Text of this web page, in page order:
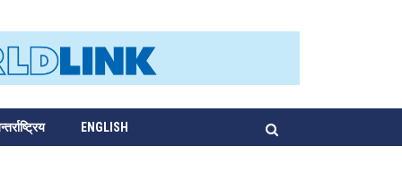
ENGLISH